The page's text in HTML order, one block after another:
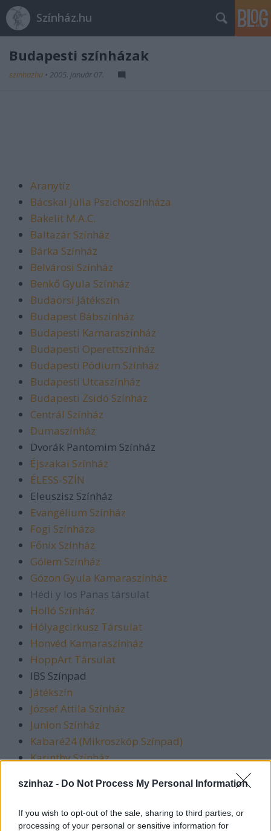
szinhaz - Do Not Process My Personal Information
If you wish to opt-out of the sale, sharing to third parties, or
processing of your personal or sensitive information for
Színház.hu
Budapesti színházak
szinhazhu • 2005. január 07.
Aranytíz
Bácskai Júlia Pszichoszínháza
Bakelit M.A.C.
Baltazár Színház
Bárka Színház
Belvárosi Színház
Benkő Gyula Színház
Budaörsi Játékszín
Budapest Bábszínház
Budapesti Kamaraszínház
Budapesti Operettszínház
Budapesti Pódium Színház
Budapesti Utcaszínház
Budapesti Zsidó Színház
Centrál Színház
Dumaszínház
Dvorák Pantomim Színház
Éjszakai Színház
ÉLESS-SZÍN
Eleuszisz Színház
Evangélium Színház
Fogi Színháza
Főnix Színház
Gólem Színház
Gózon Gyula Kamaraszínház
Hédi y los Panas társulat
Holló Színház
Hólyagcirkusz Társulat
Honvéd Kamaraszínház
HoppArt Társulat
IBS Színpad
Játékszín
József Attila Színház
Junion Színház
Kabaré24 (Mikroszkóp Színpad)
Karinthy Színház
Kazán István Kamaraszínház
Kerekasztal Társulás
Klebelsberg Kultúrkúria